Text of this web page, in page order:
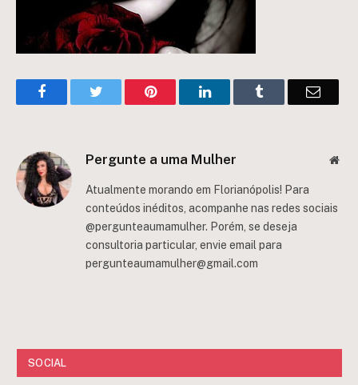
FacebookTwitter Pinterest LinkedInTumblr Email
Pergunte a uma Mulher
Atualmente morando em Florianópolis! Para
conteúdos inéditos, acompanhe nas redes sociais
@pergunteaumamulher. Porém, se deseja
consultoria particular, envie email para
pergunteaumamulher@gmail.com
SOCIAL